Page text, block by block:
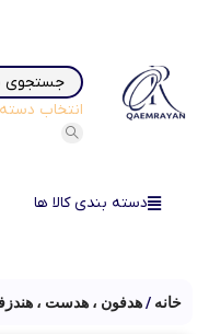
انتخاب
دسته بندی کالا ها
خانه هدفون ، هدست ،